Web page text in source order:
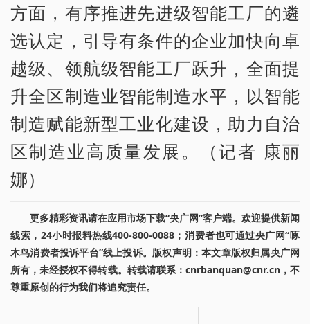
方面，有序推进先进级智能工厂的遴
选认定，引导有条件的企业加快向卓
越级、领航级智能工厂跃升，全面提
升全区制造业智能制造水平，以智能
制造赋能新型工业化建设，助力自治
区制造业高质量发展。（记者 康丽
娜）
更多精彩资讯请在应用市场下载“央广网”客户端。欢迎提供新闻
线索，24小时报料热线400-800-0088；消费者也可通过央广网“啄
木鸟消费者投诉平台”线上投诉。版权声明：本文章版权归属央广网
所有，未经授权不得转载。转载请联系：cnrbanquan@cnr.cn，不
尊重原创的行为我们将追究责任。